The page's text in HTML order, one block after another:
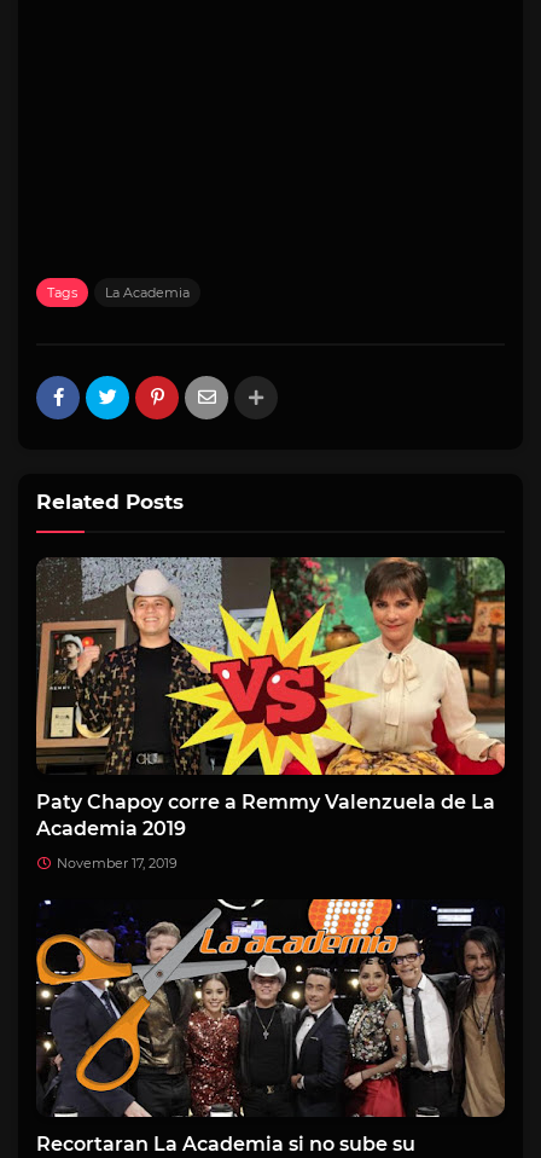
Tags La Academia
Related Posts
Paty Chapoy corre a Remmy Valenzuela de La
Academia 2019
November 17, 2019
Recortaran La Academia si no sube su